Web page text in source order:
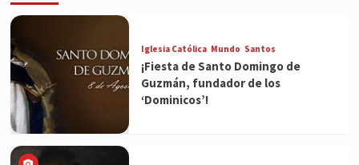
Iglesia Católica Mundo Santos
¡Fiesta de Santo Domingo de
Guzmán, fundador de los
‘Dominicos’!